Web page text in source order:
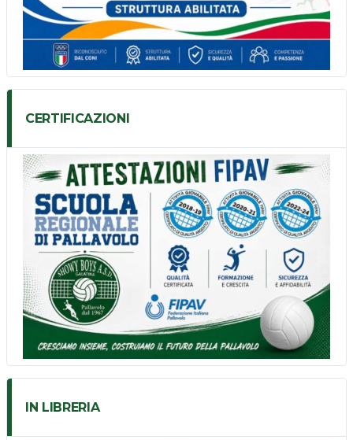
CERTIFICAZIONI
IN LIBRERIA